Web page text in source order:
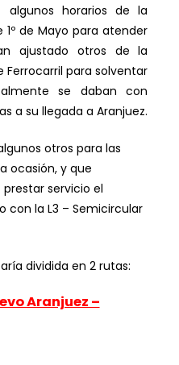
horarios de la
de Mayo para atender
ajustado otros de la
para solventar
se daban con
a su llegada a Aranjuez.
otros para las
ocasión, y que
servicio el
con la L3 – Semicircular
dividida en 2 rutas:
Aranjuez –